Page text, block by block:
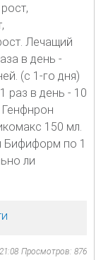
Лечащий
в день -
(с 1-го дня)
раз в день - 10
Генфнрон
150 мл.
Бифиформ по 1
ли
Просмотров: 876